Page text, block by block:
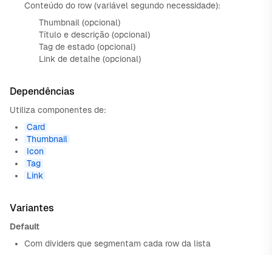
Conteúdo do row (variável segundo necessidade):
Thumbnail (opcional)
Título e descrição (opcional)
Tag de estado (opcional)
Link de detalhe (opcional)
Dependências
Utiliza componentes de:
Card
Thumbnail
Icon
Tag
Link
Variantes
Default
Com dividers que segmentam cada row da lista